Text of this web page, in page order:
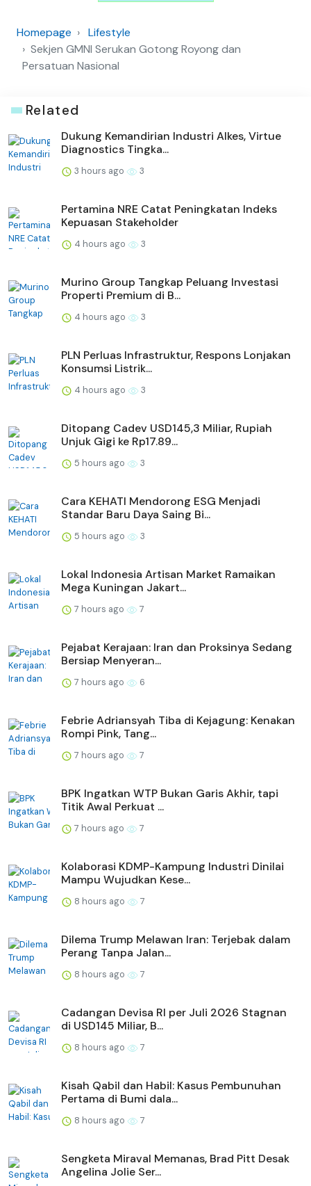
Homepage
Lifestyle
Sekjen GMNI Serukan Gotong Royong dan
Persatuan Nasional
Related
Dukung Kemandirian Industri Alkes, Virtue
Diagnostics Tingka...
3 hours ago 3
Pertamina NRE Catat Peningkatan Indeks
Kepuasan Stakeholder
4 hours ago 3
Murino Group Tangkap Peluang Investasi
Properti Premium di B...
4 hours ago 3
PLN Perluas Infrastruktur, Respons Lonjakan
Konsumsi Listrik...
4 hours ago 3
Ditopang Cadev USD145,3 Miliar, Rupiah
Unjuk Gigi ke Rp17.89...
5 hours ago 3
Cara KEHATI Mendorong ESG Menjadi
Standar Baru Daya Saing Bi...
5 hours ago 3
Lokal Indonesia Artisan Market Ramaikan
Mega Kuningan Jakart...
7 hours ago 7
Pejabat Kerajaan: Iran dan Proksinya Sedang
Bersiap Menyeran...
7 hours ago 6
Febrie Adriansyah Tiba di Kejagung: Kenakan
Rompi Pink, Tang...
7 hours ago 7
BPK Ingatkan WTP Bukan Garis Akhir, tapi
Titik Awal Perkuat ...
7 hours ago 7
Kolaborasi KDMP-Kampung Industri Dinilai
Mampu Wujudkan Kese...
8 hours ago 7
Dilema Trump Melawan Iran: Terjebak dalam
Perang Tanpa Jalan...
8 hours ago 7
Cadangan Devisa RI per Juli 2026 Stagnan
di USD145 Miliar, B...
8 hours ago 7
Kisah Qabil dan Habil: Kasus Pembunuhan
Pertama di Bumi dala...
8 hours ago 7
Sengketa Miraval Memanas, Brad Pitt Desak
Angelina Jolie Ser...